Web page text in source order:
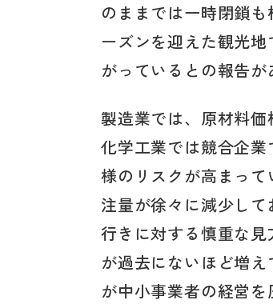
のままでは一時閉鎖
ーズンを迎えた観光
がっているとの報告
製造業では、原材料価
化学工業では競合企
様のリスクが高まっ
注量が徐々に減少し
行きに対する慎重な
が過去にないほど増
が中小事業者の経営を